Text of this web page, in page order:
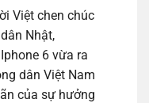
Việt chen chúc
Nhật,
6 vừa ra
dân Việt Nam
của sự hưởng